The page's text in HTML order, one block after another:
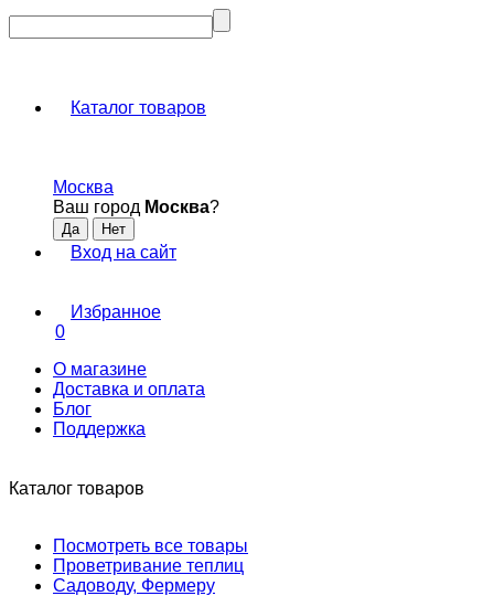
Каталог товаров
Москва
Ваш город Москва?
Вход на сайт
Избранное
0
О магазине
Доставка и оплата
Блог
Поддержка
Каталог товаров
Посмотреть все товары
Проветривание теплиц
Садоводу, Фермеру